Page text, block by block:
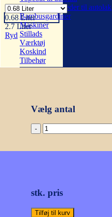
Fortynder & hæder til autolak
Bambusgardiner
Maskiner
Stillads
Værktøj
Koskind
Tilbehør
0.68 Liter
2.7 Liter
Ryd
Vælg antal
JOTUN
UNIVERSAL
antal
stk. pris
Tilføj til kurv